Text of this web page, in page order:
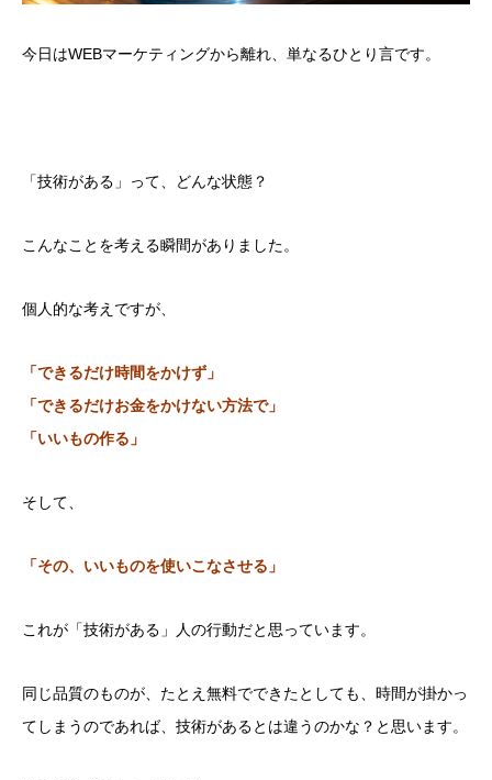
今日はWEBマーケティングから離れ、単なるひとり言です。
「技術がある」って、どんな状態？
こんなことを考える瞬間がありました。
個人的な考えですが、
「できるだけ時間をかけず」
「できるだけお金をかけない方法で」
「いいもの作る」
そして、
「その、いいものを使いこなさせる」
これが「技術がある」人の行動だと思っています。
同じ品質のものが、たとえ無料でできたとしても、時間が掛かっ
てしまうのであれば、技術があるとは違うのかな？と思います。